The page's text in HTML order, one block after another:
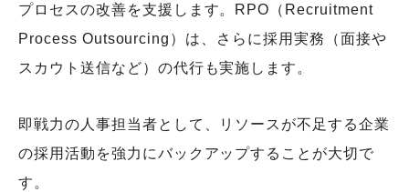
プロセスの改善を支援します。RPO（Recruitment
Process Outsourcing）は、さらに採用実務（面接や
スカウト送信など）の代行も実施します。
即戦力の人事担当者として、リソースが不足する企業
の採用活動を強力にバックアップすることが大切で
す。